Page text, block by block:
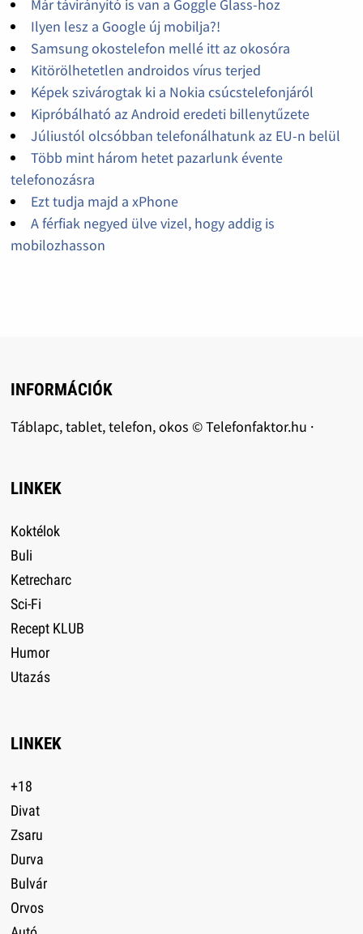
Már távirányító is van a Goggle Glass-hoz
Ilyen lesz a Google új mobilja?!
Samsung okostelefon mellé itt az okosóra
Kitörölhetetlen androidos vírus terjed
Képek szivárogtak ki a Nokia csúcstelefonjáról
Kipróbálható az Android eredeti billenytűzete
Júliustól olcsóbban telefonálhatunk az EU-n belül
Több mint három hetet pazarlunk évente
telefonozásra
Ezt tudja majd a xPhone
A férfiak negyed ülve vizel, hogy addig is
mobilozhasson
INFORMÁCIÓK
Táblapc, tablet, telefon, okos © Telefonfaktor.hu ·
LINKEK
Koktélok
Buli
Ketrecharc
Sci-Fi
Recept KLUB
Humor
Utazás
LINKEK
+18
Divat
Zsaru
Durva
Bulvár
Orvos